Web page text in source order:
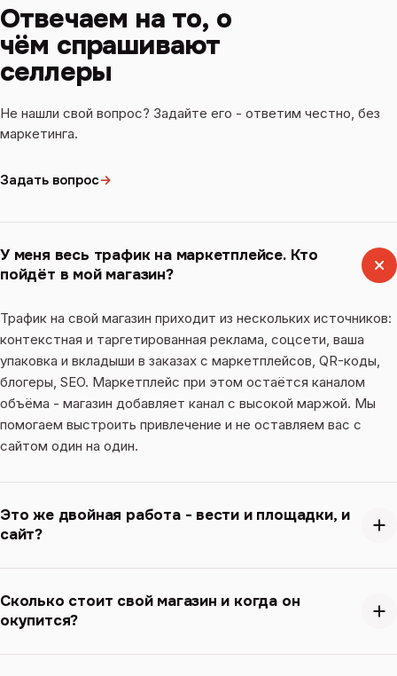
Отвечаем на то, о
чём спрашивают
селлеры
Не нашли свой вопрос? Задайте его - ответим честно, без
маркетинга.
Задать вопрос→
У меня весь трафик на маркетплейсе. Кто
пойдёт в мой магазин?
Трафик на свой магазин приходит из нескольких источников:
контекстная и таргетированная реклама, соцсети, ваша
упаковка и вкладыши в заказах с маркетплейсов, QR-коды,
блогеры, SEO. Маркетплейс при этом остаётся каналом
объёма - магазин добавляет канал с высокой маржой. Мы
помогаем выстроить привлечение и не оставляем вас с
сайтом один на один.
Это же двойная работа - вести и площадки, и
сайт?
или вашей товароучётной системой: остатки, цены и заказы
синхронны между сайтом и маркетплейсами. Карточки и
Сколько стоит свой магазин и когда он
окупится?